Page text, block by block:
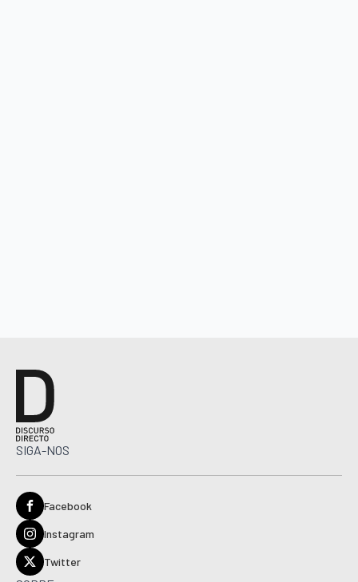
SIGA-NOS
Facebook
Instagram
Twitter